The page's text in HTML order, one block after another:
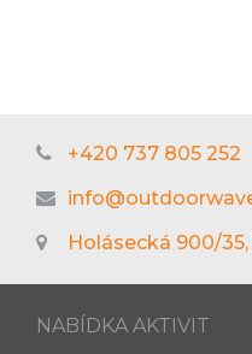
+420 737 805 252
Holásecká 900/
NABÍDKA AKTIVIT